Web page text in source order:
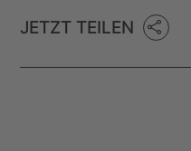
JETZT TEILEN